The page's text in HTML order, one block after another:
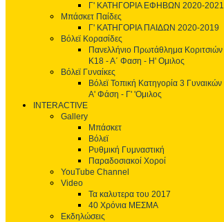
Γ' ΚΑΤΗΓΟΡΙΑ ΕΦΗΒΩΝ 2020-2021
Μπάσκετ Παίδες
Γ' ΚΑΤΗΓΟΡΙΑ ΠΑΙΔΩΝ 2020-2019
Βόλεϊ Κορασίδες
Πανελλήνιο Πρωτάθλημα Κοριτσιών
Κ18 - Α΄ Φαση - H' Ομιλος
Βόλεϊ Γυναίκες
Βόλεϊ Τοπική Κατηγορία 3 Γυναικών
Α' Φάση - Γ' 'Ομιλος
INTERACTIVE
Gallery
Μπάσκετ
Βόλεϊ
Ρυθμική Γυμναστική
Παραδοσιακοί Χοροί
YouTube Channel
Video
Τα καλυτερα του 2017
40 Χρόνια ΜΕΣΜΑ
Εκδηλώσεις